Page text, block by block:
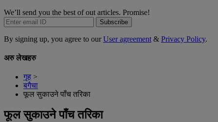
We’ll send you the best of out articles. Promise!
Subscribe
By signing up, you agree to ourUser agreement & Privacy Policy.
अरु लेखहरु
गृह >
बगैचा
फूल सुकाउने पाँच तरिका
फूल सुकाउने पाँच तरिका